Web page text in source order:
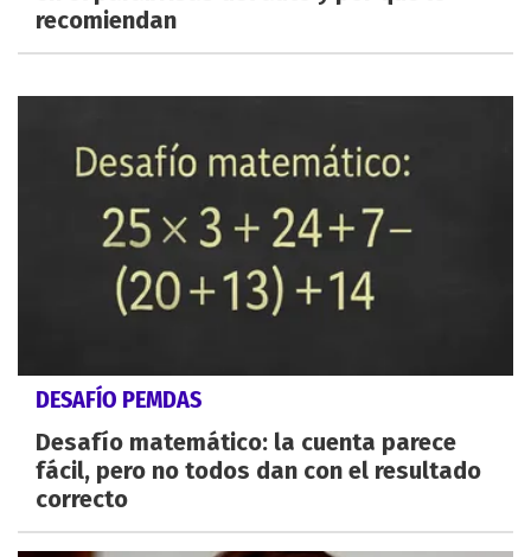
recomiendan
DESAFÍO PEMDAS
Desafío matemático: la cuenta parece
fácil, pero no todos dan con el resultado
correcto